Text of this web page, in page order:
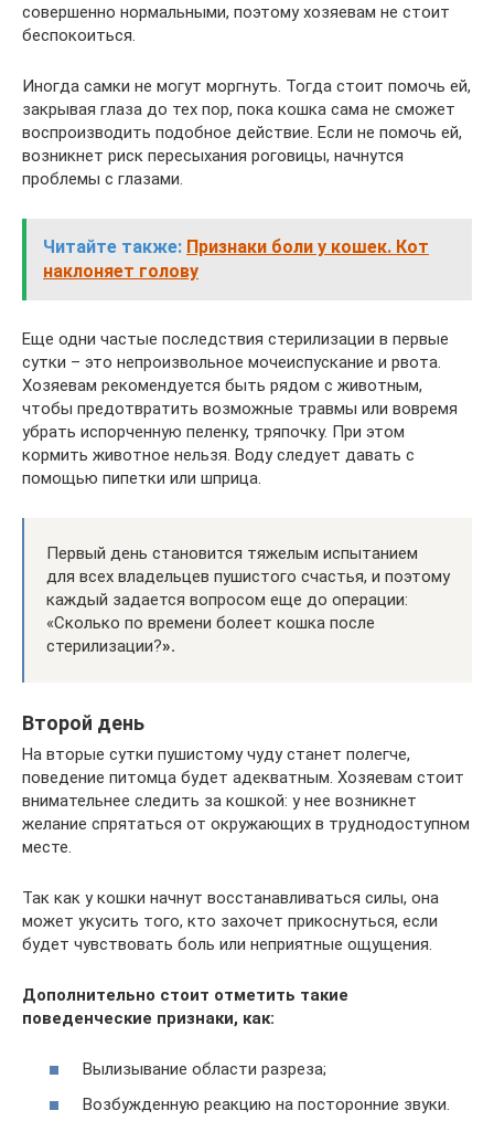
совершенно нормальными, поэтому хозяевам не стоит
беспокоиться.
Иногда самки не могут моргнуть. Тогда стоит помочь ей,
закрывая глаза до тех пор, пока кошка сама не сможет
воспроизводить подобное действие. Если не помочь ей,
возникнет риск пересыхания роговицы, начнутся
проблемы с глазами.
Читайте также: Признаки боли у кошек. Кот
наклоняет голову
Еще одни частые последствия стерилизации в первые
сутки – это непроизвольное мочеиспускание и рвота.
Хозяевам рекомендуется быть рядом с животным,
чтобы предотвратить возможные травмы или вовремя
убрать испорченную пеленку, тряпочку. При этом
кормить животное нельзя. Воду следует давать с
помощью пипетки или шприца.
Первый день становится тяжелым испытанием
для всех владельцев пушистого счастья, и поэтому
каждый задается вопросом еще до операции:
«Сколько по времени болеет кошка после
стерилизации?».
Второй день
На вторые сутки пушистому чуду станет полегче,
поведение питомца будет адекватным. Хозяевам стоит
внимательнее следить за кошкой: у нее возникнет
желание спрятаться от окружающих в труднодоступном
месте.
Так как у кошки начнут восстанавливаться силы, она
может укусить того, кто захочет прикоснуться, если
будет чувствовать боль или неприятные ощущения.
Дополнительно стоит отметить такие
поведенческие признаки, как:
Вылизывание области разреза;
Возбужденную реакцию на посторонние звуки.